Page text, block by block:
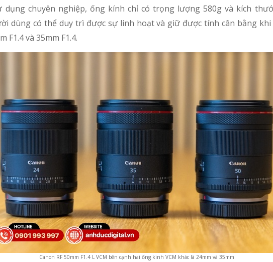
chuyên nghiệp, ống kính chỉ có trọng lượng 580g và kích
dùng có thể duy trì được sự linh hoạt và giữ được tính cân bằng
F1.4 và 35mm F1.4.
Canon RF 50mm F1.4 L VCM bên cạnh hai ống kinh VCM khác là 24mm và 35mm